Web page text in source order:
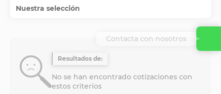
Nuestra selección
Resultados de:
No se han encontrado cotizaciones con
estos criterios
Contacta con nosotros